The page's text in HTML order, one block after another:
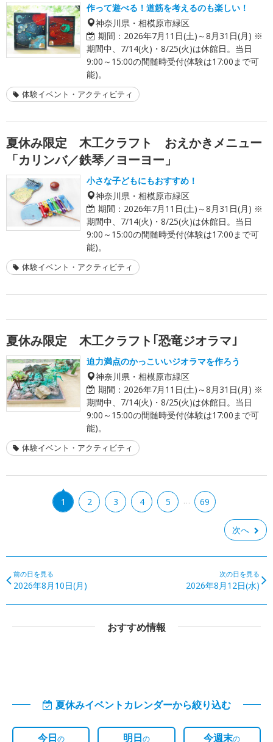
作って遊べる！道筋を考えるのも楽しい！
神奈川県・相模原市緑区
期間： 2026年7月11日(土)～8月31日(月) ※
期間中、7/14(火)・8/25(火)は休館日。当日
9:00～15:00の間髄時受付(体験は17:00まで可
能)。
体験イベント・アクティビティ
夏休み限定 木工クラフト おえかきメニュー
「カリンバ／鉄琴／ヨーヨー」
小さな子どもにもおすすめ！
神奈川県・相模原市緑区
期間： 2026年7月11日(土)～8月31日(月) ※
期間中、7/14(火)・8/25(火)は休館日。当日
9:00～15:00の間髄時受付(体験は17:00まで可
能)。
体験イベント・アクティビティ
夏休み限定 木工クラフト｢恐竜ジオラマ｣
迫力満点のかっこいいジオラマを作ろう
神奈川県・相模原市緑区
期間： 2026年7月11日(土)～8月31日(月) ※
期間中、7/14(火)・8/25(火)は休館日。当日
9:00～15:00の間髄時受付(体験は17:00まで可
能)。
体験イベント・アクティビティ
1 2 3 4 5 … 69
次へ
前の日を見る
2026年8月10日(月)
次の日を見る
2026年8月12日(水)
おすすめ情報
夏休みイベントカレンダーから絞り込む
今日の
明日の
今週末の